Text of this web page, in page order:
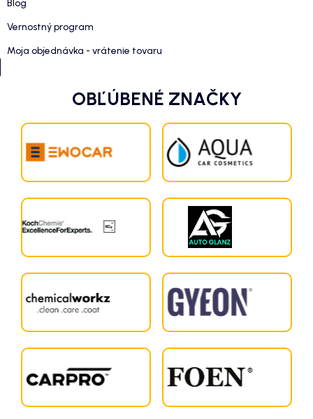
Blog
Vernostný program
Moja objednávka - vrátenie tovaru
OBĽÚBENÉ ZNAČKY